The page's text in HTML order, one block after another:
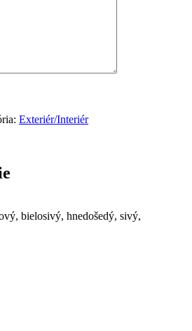
Exteriér/Interiér
bielosivý, hnedošedý, sivý,